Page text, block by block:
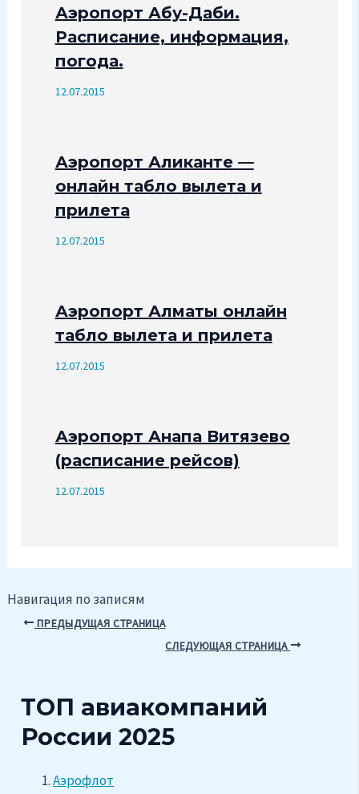
Аэропорт Абу-Даби.
Расписание, информация,
погода.
12.07.2015
Аэропорт Аликанте —
онлайн табло вылета и
прилета
12.07.2015
Аэропорт Алматы онлайн
табло вылета и прилета
12.07.2015
Аэропорт Анапа Витязево
(расписание рейсов)
12.07.2015
Навигация по записям
ПРЕДЫДУЩАЯ СТРАНИЦА
СЛЕДУЮЩАЯ СТРАНИЦА
ТОП авиакомпаний
России 2025
Аэрофлот